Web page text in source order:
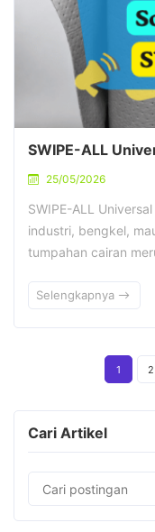
SWIPE-ALL
25/05/2026
SWIPE-ALL
industri, bengkel,
tumpahan cairan
Selengkapnya
1 2
Cari Artikel